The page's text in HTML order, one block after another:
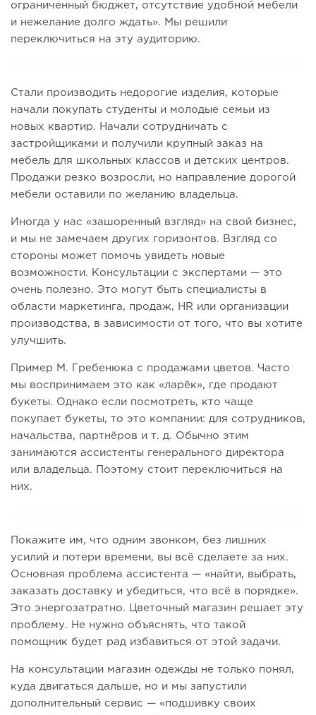
ограниченный бюджет, отсутствие удобной мебели
и нежелание долго ждать». Мы решили
переключиться на эту аудиторию.
Стали производить недорогие изделия, которые
начали покупать студенты и молодые семьи из
новых квартир. Начали сотрудничать с
застройщиками и получили крупный заказ на
мебель для школьных классов и детских центров.
Продажи резко возросли, но направление дорогой
мебели оставили по желанию владельца.
Иногда у нас «зашоренный взгляд» на свой бизнес,
и мы не замечаем других горизонтов. Взгляд со
стороны может помочь увидеть новые
возможности. Консультации с экспертами — это
очень полезно. Это могут быть специалисты в
области маркетинга, продаж, HR или организации
производства, в зависимости от того, что вы хотите
улучшить.
Пример М. Гребенюка с продажами цветов. Часто
мы воспринимаем это как «ларёк», где продают
букеты. Однако если посмотреть, кто чаще
покупает букеты, то это компании: для сотрудников,
начальства, партнёров и т. д. Обычно этим
занимаются ассистенты генерального директора
или владельца. Поэтому стоит переключиться на
них.
Покажите им, что одним звонком, без лишних
усилий и потери времени, вы всё сделаете за них.
Основная проблема ассистента — «найти, выбрать,
заказать доставку и убедиться, что всё в порядке».
Это энергозатратно. Цветочный магазин решает эту
проблему. Не нужно объяснять, что такой
помощник будет рад избавиться от этой задачи.
На консультации магазин одежды не только понял,
куда двигаться дальше, но и мы запустили
дополнительный сервис — «подшивку своих